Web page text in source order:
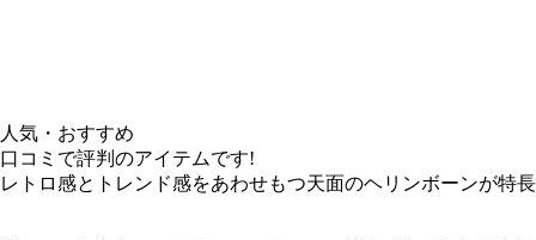
人気・おすすめ
口コミで評判のアイテムです!
レトロ感とトレンド感をあわせもつ天面のヘリンボーンが特長